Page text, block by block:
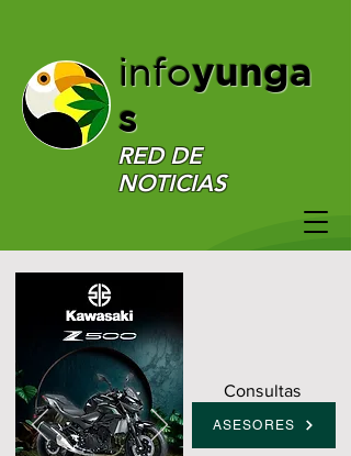
infoyunga
s
RED DE
NOTICIAS
Consultas
ASESORES